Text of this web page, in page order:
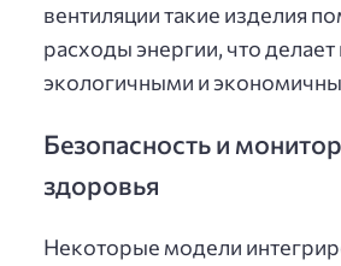
вентиляции такие изделия
расходы энергии, что
экологичными и
Безопасность и
здоровья
Некоторые модели